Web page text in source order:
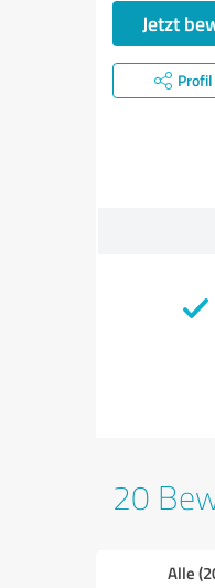
Jetzt
20
Alle